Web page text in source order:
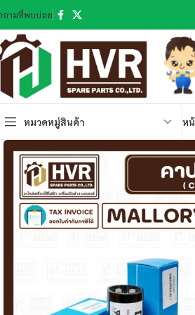
ถามที่พบบ่อย
หมวดหมู่สินค้า ห